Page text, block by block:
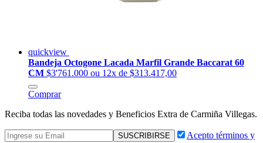
quickview
Bandeja Octogone Lacada Marfil Grande Baccarat 60
CM $3'761.000 ou 12x de $313.417,00
Comprar
Reciba todas las novedades y Beneficios Extra de Carmiña Villegas.
Acepto términos y